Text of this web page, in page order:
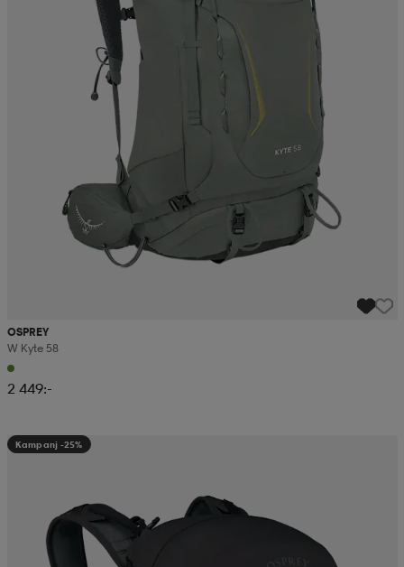
OSPREY
W Kyte 58
2 449:-
Kampanj -25%